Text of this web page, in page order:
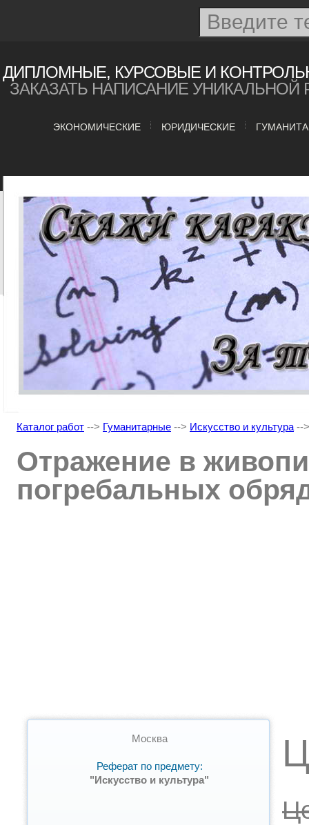
ДИПЛОМНЫЕ, КУРСОВЫЕ И
ЗАКАЗАТЬ НАПИСАНИЕ
ЭКОНОМИЧЕСКИЕ ЮРИДИЧЕСКИЕ
Каталог работ --> Гуманитарные --> Искусство и культура --
Отражение в
погребальных
Москва
Реферат по предмету:
"Искусство и культура"